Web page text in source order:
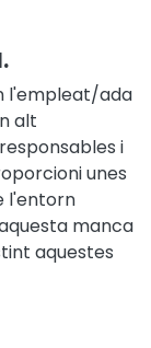
l'empleat/ada
alt
i
unes
l'entorn
manca
aquestes